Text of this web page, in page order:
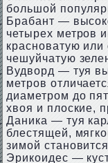
большой
Брабант —
четырех метров
красноватую или
чешуйчатую
Вудворд — туя
метров
диаметром до
хвоя и плоские,
Даника — туя
блестящей,
зимой
Эрикоидес —